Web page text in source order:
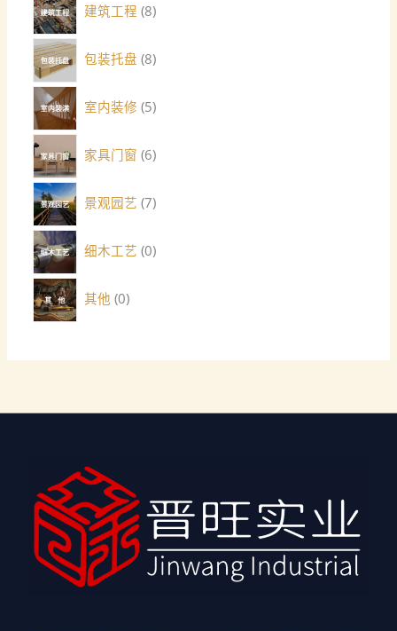
建筑工程 8
包装托盘 8
室内装修 5
家具门窗 6
景观园艺 7
细木工艺 0
其他 0